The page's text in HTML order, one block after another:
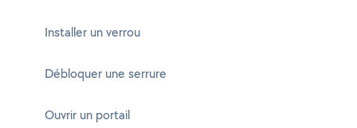
Installer un verrou
Débloquer une serrure
Ouvrir un portail